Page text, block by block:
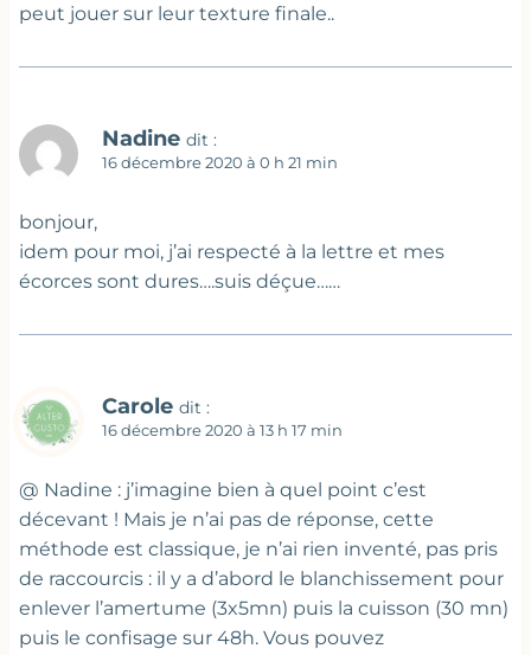
peut jouer sur leur texture finale..
Nadine dit :
16 décembre 2020 à 0 h 21 min
bonjour,
idem pour moi, j’ai respecté à la lettre et mes
écorces sont dures….suis déçue……
Carole dit :
16 décembre 2020 à 13 h 17 min
@ Nadine : j’imagine bien à quel point c’est
décevant ! Mais je n’ai pas de réponse, cette
méthode est classique, je n’ai rien inventé, pas pris
de raccourcis : il y a d’abord le blanchissement pour
enlever l’amertume (3x5mn) puis la cuisson (30 mn)
puis le confisage sur 48h. Vous pouvez